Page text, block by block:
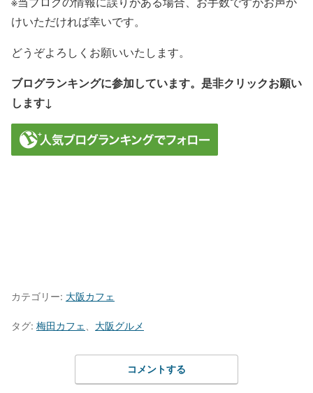
けいただければ幸いです。
どうぞよろしくお願いいたします。
ブログランキングに参加しています。是非クリックお願い
します↓
カテゴリー: 大阪カフェ
タグ: 梅田カフェ 大阪グルメ
コメントする